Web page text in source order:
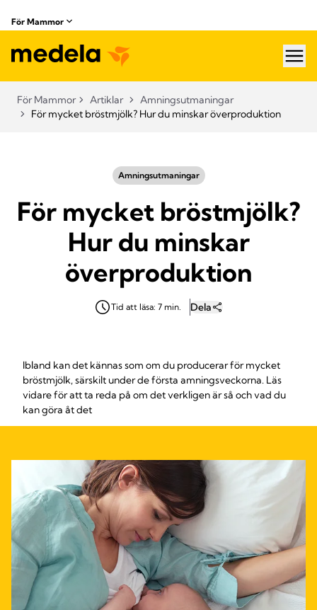
För Mammor
För Mammor Artiklar
Amningsutmaningar
För mycket bröstmjölk? Hur du minskar överproduktion
Amningsutmaningar
För mycket bröstmjölk?
Hur du minskar
överproduktion
Tid att läsa: 7 min. Dela
Ibland kan det kännas som om du producerar för mycket
bröstmjölk, särskilt under de första amningsveckorna. Läs
vidare för att ta reda på om det verkligen är så och vad du
kan göra åt det